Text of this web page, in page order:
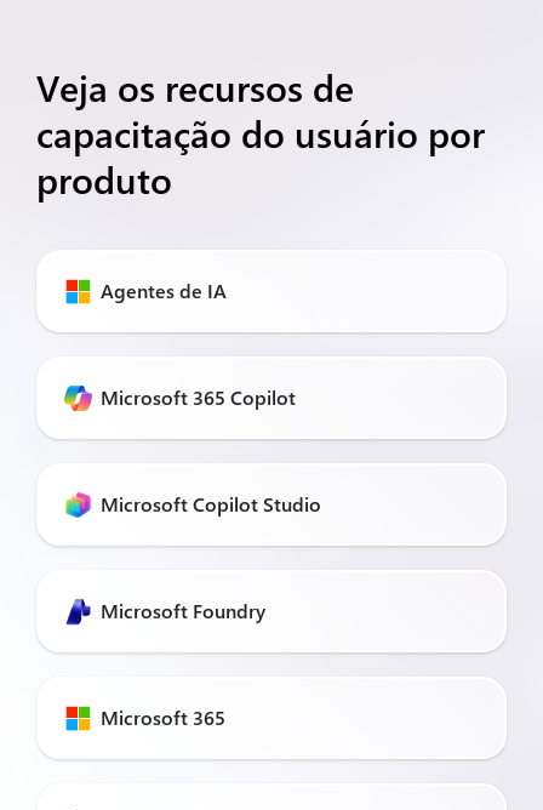
Veja os recursos de
capacitação do usuário por
produto
Agentes de IA
Microsoft 365 Copilot
Microsoft Copilot Studio
Microsoft Foundry
Microsoft 365